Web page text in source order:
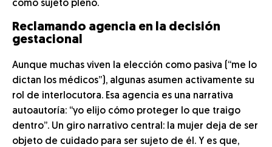
como sujeto pleno.
Reclamando agencia en la decisión
gestacional
Aunque muchas viven la elección como pasiva (“me lo
dictan los médicos”), algunas asumen activamente su
rol de interlocutora. Esa agencia es una narrativa
autoautoría: “yo elijo cómo proteger lo que traigo
dentro”. Un giro narrativo central: la mujer deja de ser
objeto de cuidado para ser sujeto de él. Y es que,